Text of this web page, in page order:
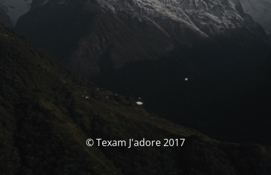
© Texam J'adore 2017